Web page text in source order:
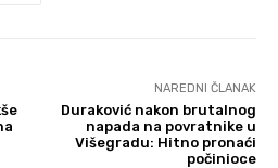
NAREDNI ČLANAK
Duraković nakon brutalnog
napada na povratnike u
Višegradu: Hitno pronaći
počinioce